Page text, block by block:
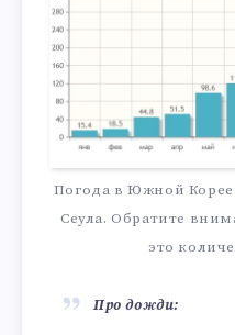
Погода в Южной
Сеула. Обратите
это
Про дожди: